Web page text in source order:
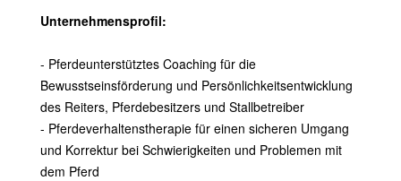
Unternehmensprofil:
- Pferdeunterstütztes Coaching für die
Bewusstseinsförderung und Persönlichkeitsentwicklung
des Reiters, Pferdebesitzers und Stallbetreiber
- Pferdeverhaltenstherapie für einen sicheren Umgang
und Korrektur bei Schwierigkeiten und Problemen mit
dem Pferd